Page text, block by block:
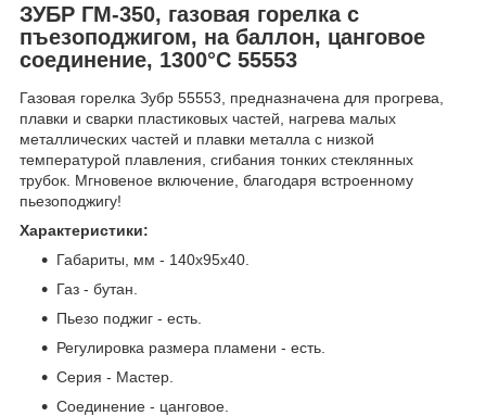
ЗУБР ГМ-350, газовая горелка с
пъезоподжигом, на баллон, цанговое
соединение, 1300°C 55553
Газовая горелка Зубр 55553, предназначена для прогрева,
плавки и сварки пластиковых частей, нагрева малых
металлических частей и плавки металла с низкой
температурой плавления, сгибания тонких стеклянных
трубок. Мгновеное включение, благодаря встроенному
пьезоподжигу!
Характеристики:
Габариты, мм - 140х95х40.
Газ - бутан.
Пьезо поджиг - есть.
Регулировка размера пламени - есть.
Серия - Мастер.
Соединение - цанговое.